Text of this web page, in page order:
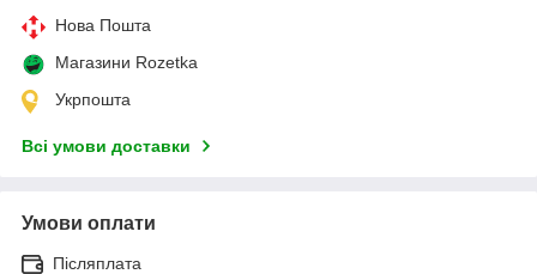
Нова Пошта
Магазини Rozetka
Укрпошта
Всі умови доставки
Умови оплати
Післяплата